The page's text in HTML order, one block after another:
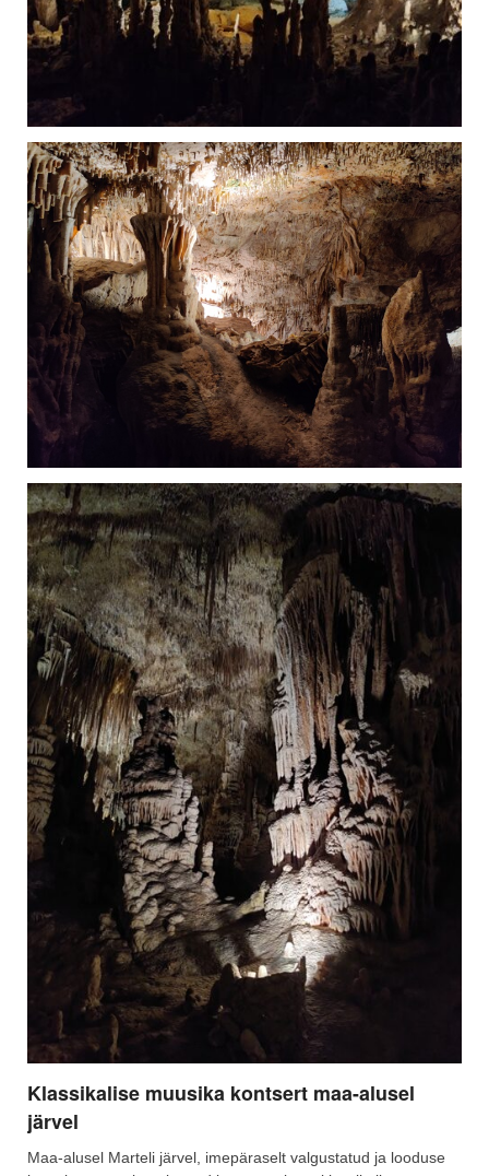
Klassikalise muusika kontsert maa-alusel
järvel
Maa-alusel Marteli järvel, imepäraselt valgustatud ja looduse